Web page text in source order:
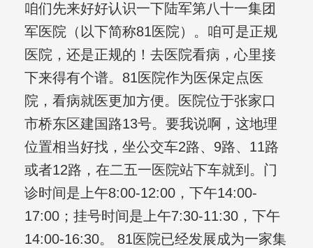
咱们先来好好认识一下陆军第八十一集团
军医院（以下简称81医院）。咱可是正规
医院，还是正规的！去医院看病，心里接
下来得有个谱。81医院作为医保定点医
院，看病就医更加方便。医院位于张家口
市桥东区建国路13号。要我说啊，这地理
位置相当好找，坐公交车2路、9路、11路
或者12路，在二五一医院站下车就到。门
诊时间是上午8:00-12:00，下午14:00-
17:00；挂号时间是上午7:30-11:30，下午
14:00-16:30。 81医院已经发展成为一家集